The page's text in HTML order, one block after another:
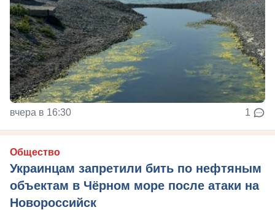
вчера в 16:30 1
Общество
Украинцам запретили бить по нефтяным
объектам в Чёрном море после атаки на
Новороссийск